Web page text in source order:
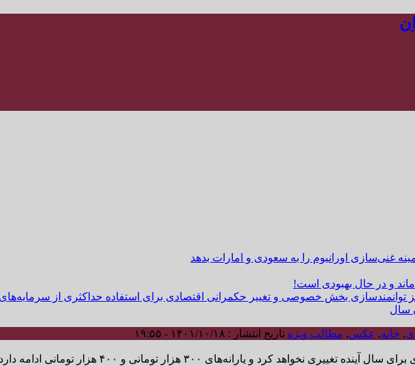
غنی‌سازی اورانیوم را به سعودی و امارات بدهد
ماند و در حال بهبودی است!
توانمندسازی بخش خصوصی و تغییر حکمرانی اقتصادی برای استفاده حداکثری از
, خانه, عکس, مطالب ویژه تاریخ انتشار : ۱۴۰۱/۱۰/۱۸ - ۱۹:۵۵